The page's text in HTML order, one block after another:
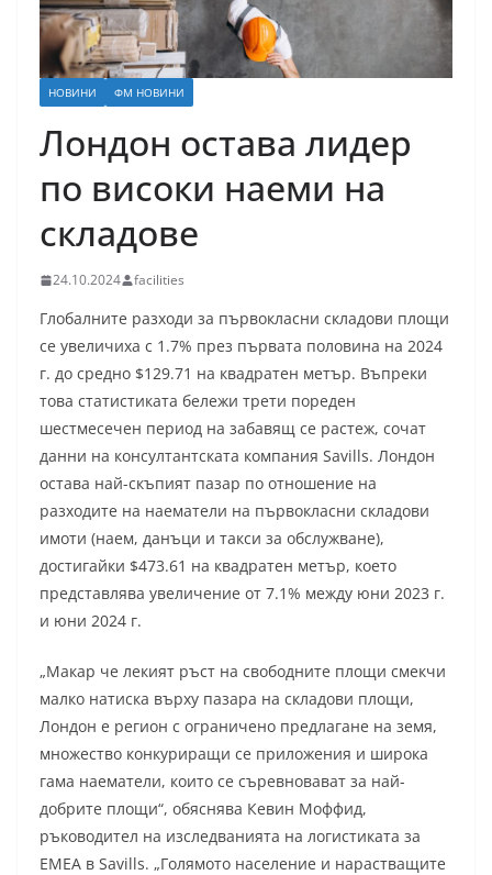
НОВИНИ ФМ НОВИНИ
Лондон остава лидер
по високи наеми на
складове
24.10.2024 facilities
Глобалните разходи за първокласни складови площи
се увеличиха с 1.7% през първата половина на 2024
г. до средно $129.71 на квадратен метър. Въпреки
това статистиката бележи трети пореден
шестмесечен период на забавящ се растеж, сочат
данни на консултантската компания Savills. Лондон
остава най-скъпият пазар по отношение на
разходите на наематели на първокласни складови
имоти (наем, данъци и такси за обслужване),
достигайки $473.61 на квадратен метър, което
представлява увеличение от 7.1% между юни 2023 г.
и юни 2024 г.
„Макар че лекият ръст на свободните площи смекчи
малко натиска върху пазара на складови площи,
Лондон е регион с ограничено предлагане на земя,
множество конкуриращи се приложения и широка
гама наематели, които се съревновават за най-
добрите площи“, обяснява Кевин Моффид,
ръководител на изследванията на логистиката за
EMEA в Savills. „Голямото население и нарастващите